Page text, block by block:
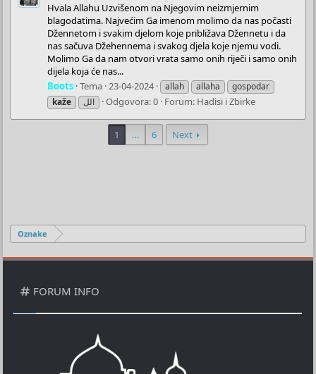
Hvala Allahu Uzvišenom na Njegovim neizmjernim
blagodatima. Najvećim Ga imenom molimo da nas počasti
Džennetom i svakim djelom koje približava Džennetu i da
nas sačuva Džehennema i svakog djela koje njemu vodi.
Molimo Ga da nam otvori vrata samo onih riječi i samo onih
dijela koja će nas...
Boots Tema 23-04-2024 allah allaha
gospodar
kaže
الل Odgovora: 0 Forum: Hadisi i Zbirke
1 … 6 Next
Oznake
FORUM INFO